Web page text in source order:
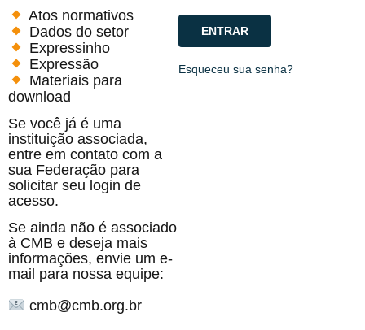
Atos normativos
Dados do setor
Expressinho
Expressão
Materiais para
download
Se você já é uma
instituição associada,
entre em contato com a
sua Federação para
solicitar seu login de
acesso.
Se ainda não é associado
à CMB e deseja mais
informações, envie um e-
mail para nossa equipe:
cmb@cmb.org.br
ENTRAR
Esqueceu sua senha?